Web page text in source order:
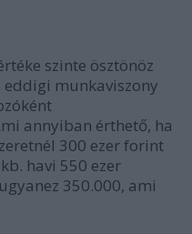
szinte ösztönöz
eddigi munkaviszony
annyiban érthető, ha
300 ezer forint
havi 550 ezer
350.000, ami